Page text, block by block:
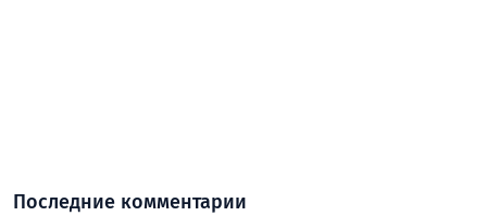
Последние комментарии